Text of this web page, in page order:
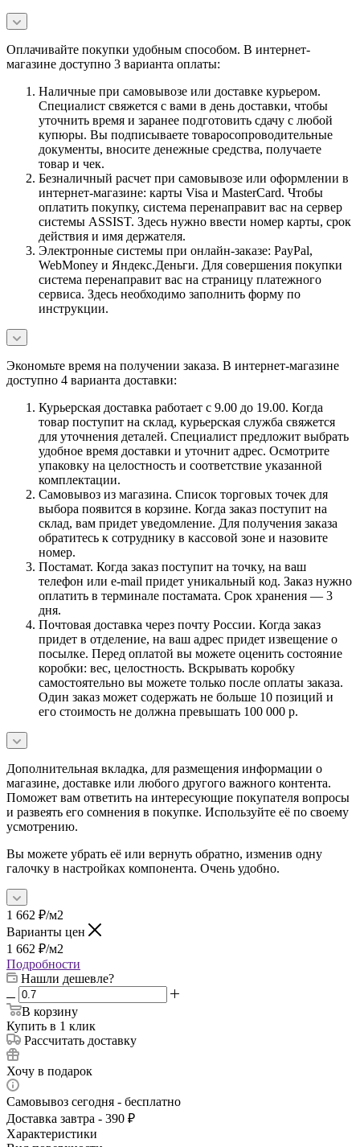
Оплачивайте покупки удобным способом. В интернет-
магазине доступно 3 варианта оплаты:
Наличные при самовывозе или доставке курьером.
Специалист свяжется с вами в день доставки, чтобы
уточнить время и заранее подготовить сдачу с любой
купюры. Вы подписываете товаросопроводительные
документы, вносите денежные средства, получаете
товар и чек.
Безналичный расчет при самовывозе или оформлении в
интернет-магазине: карты Visa и MasterCard. Чтобы
оплатить покупку, система перенаправит вас на сервер
системы ASSIST. Здесь нужно ввести номер карты, срок
действия и имя держателя.
Электронные системы при онлайн-заказе: PayPal,
WebMoney и Яндекс.Деньги. Для совершения покупки
система перенаправит вас на страницу платежного
сервиса. Здесь необходимо заполнить форму по
инструкции.
Экономьте время на получении заказа. В интернет-магазине
доступно 4 варианта доставки:
Курьерская доставка работает с 9.00 до 19.00. Когда
товар поступит на склад, курьерская служба свяжется
для уточнения деталей. Специалист предложит выбрать
удобное время доставки и уточнит адрес. Осмотрите
упаковку на целостность и соответствие указанной
комплектации.
Самовывоз из магазина. Список торговых точек для
выбора появится в корзине. Когда заказ поступит на
склад, вам придет уведомление. Для получения заказа
обратитесь к сотруднику в кассовой зоне и назовите
номер.
Постамат. Когда заказ поступит на точку, на ваш
телефон или e-mail придет уникальный код. Заказ нужно
оплатить в терминале постамата. Срок хранения — 3
дня.
Почтовая доставка через почту России. Когда заказ
придет в отделение, на ваш адрес придет извещение о
посылке. Перед оплатой вы можете оценить состояние
коробки: вес, целостность. Вскрывать коробку
самостоятельно вы можете только после оплаты заказа.
Один заказ может содержать не больше 10 позиций и
его стоимость не должна превышать 100 000 р.
Дополнительная вкладка, для размещения информации о
магазине, доставке или любого другого важного контента.
Поможет вам ответить на интересующие покупателя вопросы
и развеять его сомнения в покупке. Используйте её по своему
усмотрению.
Вы можете убрать её или вернуть обратно, изменив одну
галочку в настройках компонента. Очень удобно.
1 662 ₽/м2
Варианты цен
1 662 ₽/м2
Подробности
Нашли дешевле?
В корзину
Купить в 1 клик
Рассчитать доставку
Хочу в подарок
Самовывоз сегодня - бесплатно
Доставка завтра - 390 ₽
Характеристики